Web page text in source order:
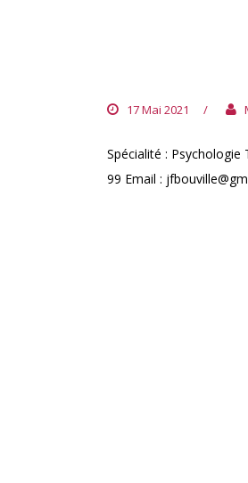
17 Mai 2021 /
Spécialité : Psychologie
99 Email :